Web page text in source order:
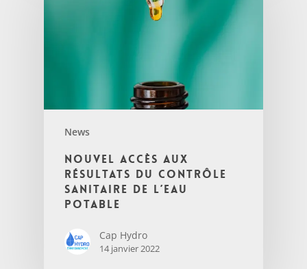
News
Nouvel accès aux
résultats du contrôle
sanitaire de l’eau
potable
Cap Hydro
14 janvier 2022